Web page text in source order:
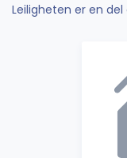
Leiligheten er en